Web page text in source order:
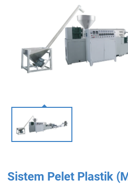
Sistem Pelet Plastik